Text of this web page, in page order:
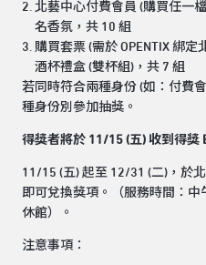
北藝中心付費會員 (購買任一
名香氛，共 10 組
購買套票 (需於 OPENTIX 綁
酒杯禮盒 (雙杯組)，共 7 組
若同時符合兩種身份 (如：付費
種身份別參加抽獎。
得獎者將於 11/15 (五) 收到得獎
11/15 (五) 起至 12/31 (二)，於
即可兌換獎項。（服務時間：
休館）。
注意事項：